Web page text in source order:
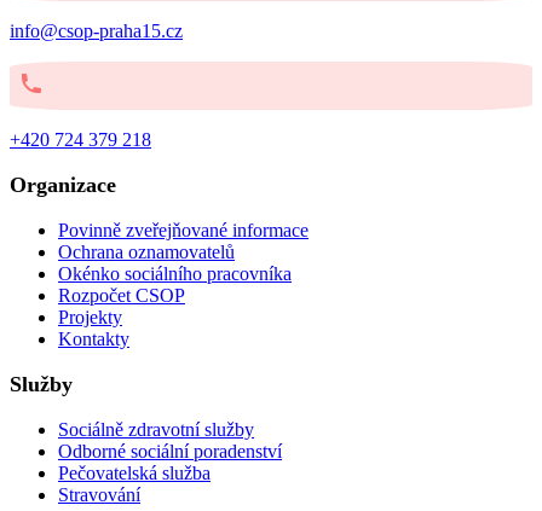
info@csop-praha15.cz
+420 724 379 218
Organizace
Povinně zveřejňované informace
Ochrana oznamovatelů
Okénko sociálního pracovníka
Rozpočet CSOP
Projekty
Kontakty
Služby
Sociálně zdravotní služby
Odborné sociální poradenství
Pečovatelská služba
Stravování